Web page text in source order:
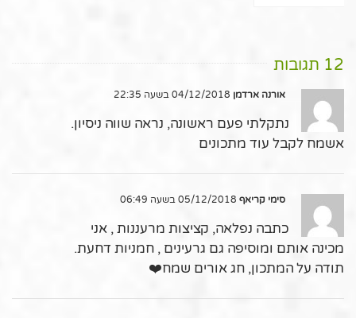
12 תגובות
אורנה ארדמן
נתקלתי פעם ראשונה, נראה שווה ניסיון.
אשמח לקבל עוד מתכונים
סימי קריאף
כתבה נפלאה, קציצות מרעננות , אני
מכינה אותם ומוסיפה גם גרעינים , חמניות דחעת.
תודה על המתכון, חג אורים שמח❤️